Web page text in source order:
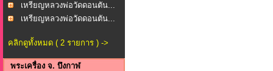
เหรียญหลวงพ่อวัดดอนตัน...
เหรียญหลวงพ่อวัดดอนตัน...
คลิกดูทั้งหมด ( 2 รายการ ) ->
พระเครื่อง จ. บึงกาฬ